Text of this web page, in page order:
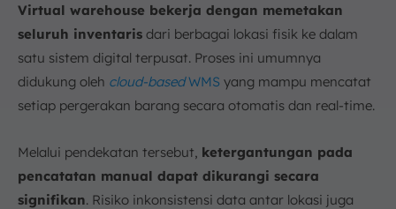
Virtual warehouse bekerja dengan memetakan
seluruh inventaris dari berbagai lokasi fisik ke dalam
satu sistem digital terpusat. Proses ini umumnya
didukung oleh cloud-basedWMS yang mampu mencatat
setiap pergerakan barang secara otomatis dan real-time.
Melalui pendekatan tersebut, ketergantungan pada
pencatatan manual dapat dikurangi secara
signifikan. Risiko inkonsistensi data antar lokasi juga